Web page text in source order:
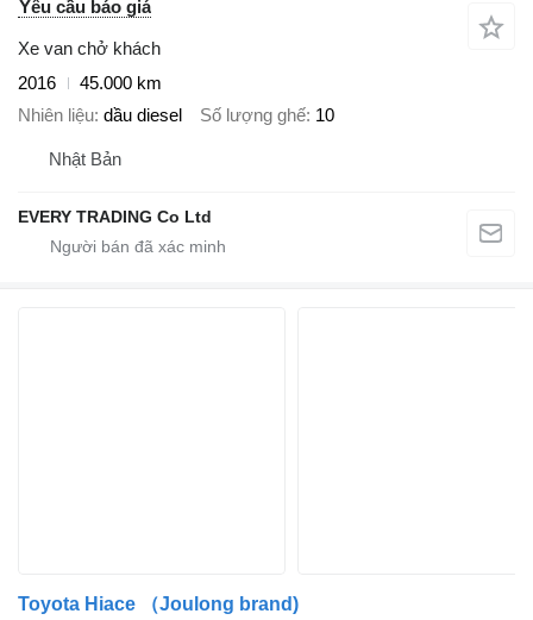
Yêu cầu báo giá
Xe van chở khách
2016
45.000 km
Nhiên liệu dầu diesel Số lượng ghế 10
Nhật Bản
EVERY TRADING Co Ltd
Toyota Hiace （Joulong brand)